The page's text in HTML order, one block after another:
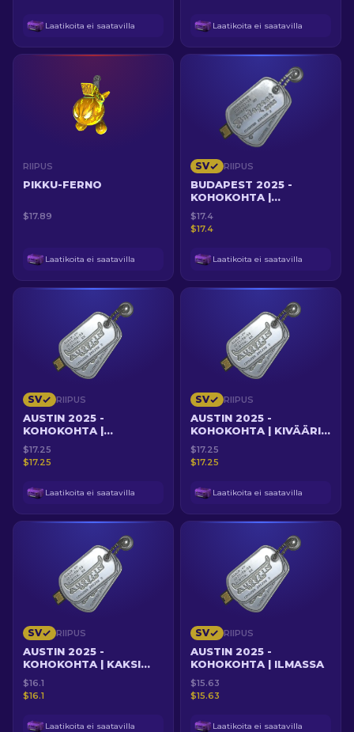
Laatikoita ei saatavilla Laatikoita ei saatavilla
RIIPUS
PIKKU-FERNO
$17.89
Laatikoita ei saatavilla
SV RIIPUS
BUDAPEST 2025 -
KOHOKOHTA |
TWISTZZIN
NELOISTAPPO DESERT
EAGLELLÄ
$17.4
$17.4
Laatikoita ei saatavilla
SV RIIPUS
AUSTIN 2025 -
KOHOKOHTA |
SELKÄÄNPUUKOTTAJA
$17.25
$17.25
Laatikoita ei saatavilla
SV RIIPUS
AUSTIN 2025 -
KOHOKOHTA | KIVÄÄRI
HALLUSSA
$17.25
$17.25
Laatikoita ei saatavilla
SV RIIPUS
AUSTIN 2025 -
KOHOKOHTA | KAKSI
PISTOOLIPÄÄOSUMAA
YEKINDARILLE
$16.1
$16.1
Laatikoita ei saatavilla
SV RIIPUS
AUSTIN 2025 -
KOHOKOHTA | ILMASSA
$15.63
$15.63
Laatikoita ei saatavilla